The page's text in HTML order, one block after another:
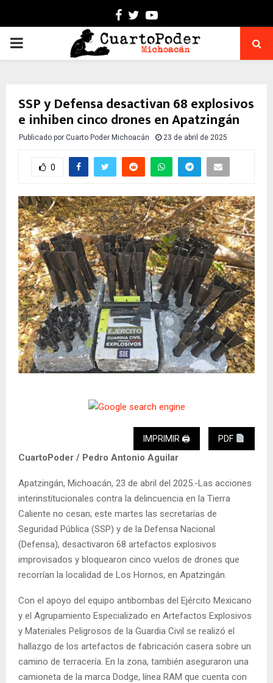
Facebook
TwitterYoutube
PRIMARY
SSP y Defensa desactivan 68 explosivos
e inhiben cinco drones en Apatzingán
Publicado por Cuarto Poder Michoacán 23 de abril de 2025
0
IMPRIMIR 🖨 PDF
CuartoPoder / Pedro Antonio Aguilar
Apatzingán, Michoacán, 23 de abril del 2025.-Las acciones
interinstitucionales contra la delincuencia en la Tierra
Caliente no cesan; este martes las secretarías de
Seguridad Pública (SSP) y de la Defensa Nacional
(Defensa), desactivaron 68 artefactos explosivos
improvisados y bloquearon cinco vuelos de drones que
recorrían la localidad de Los Hornos, en Apatzingán.
Con el apoyo del equipo antibombas del Ejército Mexicano
y el Agrupamiento Especializado en Artefactos Explosivos
y Materiales Peligrosos de la Guardia Civil se realizó el
hallazgo de los artefactos de fabricación casera sobre un
camino de terracería. En la zona, también aseguraron una
camioneta de la marca Dodge, línea RAM que cuenta con